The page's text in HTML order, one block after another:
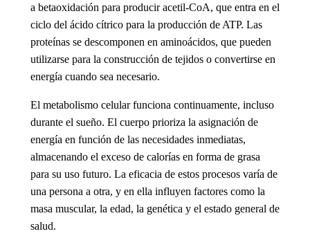
a betaoxidación para producir acetil-CoA, que entra en el
ciclo del ácido cítrico para la producción de ATP. Las
proteínas se descomponen en aminoácidos, que pueden
utilizarse para la construcción de tejidos o convertirse en
energía cuando sea necesario.
El metabolismo celularfunciona continuamente, incluso
durante el sueño. El cuerpo prioriza la asignación de
energía en función de las necesidades inmediatas,
almacenando el exceso de calorías en forma de grasa
para su uso futuro. La eficacia de estos procesos varía de
una persona a otra, y en ella influyen factores como la
masa muscular, la edad, la genética y el estado general de
salud.